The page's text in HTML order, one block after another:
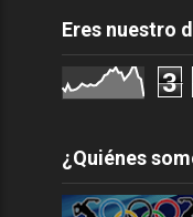
Eres nuestro
3
¿Quiénes